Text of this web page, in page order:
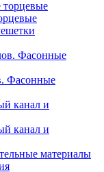
Фасонные
канал и
канал и
материалы